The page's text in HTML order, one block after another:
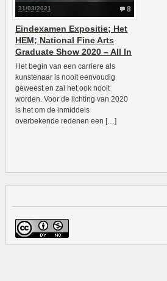
8
31/03/2021
Eindexamen Expositie; Het
HEM; National Fine Arts
Graduate Show 2020 – All In
Het begin van een carriere als
kunstenaar is nooit eenvoudig
geweest en zal het ook nooit
worden. Voor de lichting van 2020
is het om de inmiddels
overbekende redenen een […]